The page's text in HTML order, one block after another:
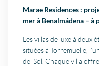
Marae Residences :
mer à Benalmádena –
Les villas de luxe à deux
situées à Torremuelle,
del Sol. Chaque villa